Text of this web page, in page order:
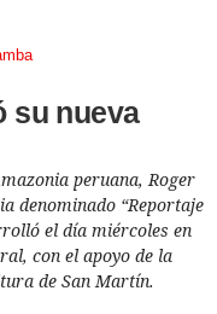
su nueva
peruana, Roger
denominado “Reportaje
el día miércoles en
con el apoyo de la
de San Martín.